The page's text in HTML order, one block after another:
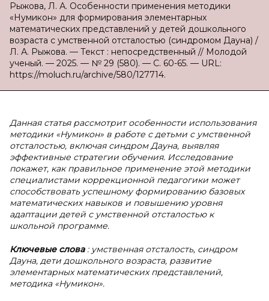
Рыжова, Л. А. Особенности применения методики
«Нумикон» для формирования элементарных
математических представлений у детей дошкольного
возраста с умственной отсталостью (синдромом Дауна) /
Л. А. Рыжова. — Текст : непосредственный // Молодой
ученый. — 2025. — № 29 (580). — С. 60-65. — URL:
https://moluch.ru/archive/580/127714.
Данная статья рассмотрит особенности использования
методики «Нумикон» в работе с детьми с умственной
отсталостью, включая синдром Дауна, выявляя
эффективные стратегии обучения. Исследование
покажет, как правильное применение этой методики
специалистами коррекционной педагогики может
способствовать успешному формированию базовых
математических навыков и повышению уровня
адаптации детей с умственной отсталостью к
школьной программе.
Ключевые слова : умственная отсталость, синдром
Дауна, дети дошкольного возраста, развитие
элементарных математических представлений,
методика «Нумикон».